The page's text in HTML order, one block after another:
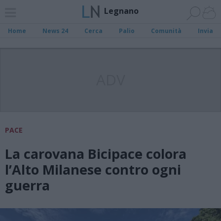
Legnano
Home News 24 Cerca Palio Comunità Invia
PACE
La carovana Bicipace colora
l’Alto Milanese contro ogni
guerra